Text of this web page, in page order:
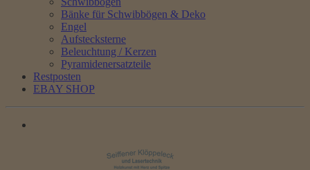
Bänke für Schwibbögen & Deko
Engel
Aufstecksterne
Beleuchtung / Kerzen
Pyramidenersatzteile
Restposten
EBAY SHOP